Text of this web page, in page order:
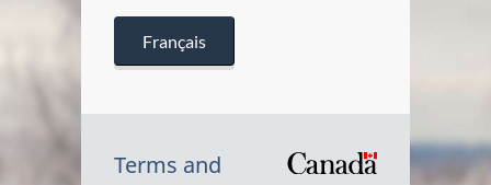
Français
Terms and